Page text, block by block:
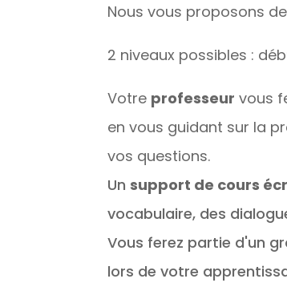
Nous vous proposons
2 niveaux possibles :
Votre professeur vous
en vous guidant sur la
vos questions.
Unsupport de cours
vocabulaire, des
Vous ferez partie d'un
lors de votre